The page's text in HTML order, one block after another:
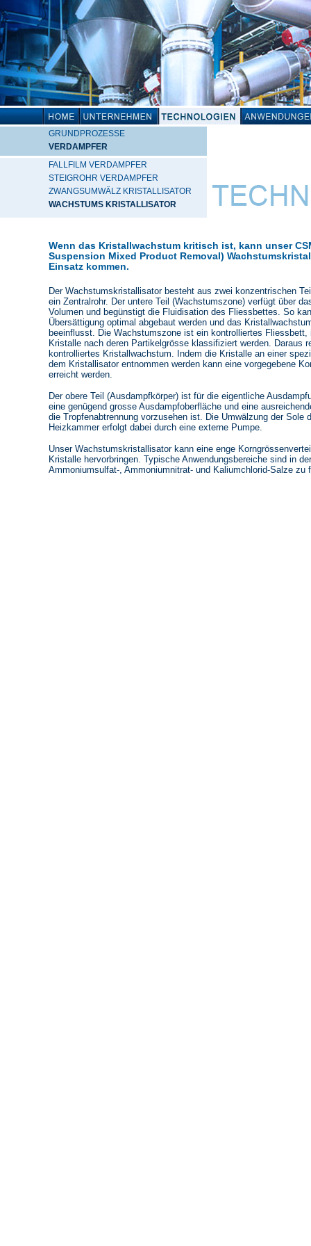
Wenn das Kristallwachstum kritisch ist, kann unser
Suspension Mixed Product Removal)
Einsatz kommen.
Der Wachstumskristallisator besteht aus zwei konzentrischen
ein Zentralrohr. Der untere Teil (Wachstumszone) verfügt über
Volumen und begünstigt die Fluidisation des Fliessbettes. So
Übersättigung optimal abgebaut werden und das
beeinflusst. Die Wachstumszone ist ein kontrolliertes Fliessbett,
Kristalle nach deren Partikelgrösse klassifiziert werden. Daraus
kontrolliertes Kristallwachstum. Indem die Kristalle an einer
dem Kristallisator entnommen werden kann eine vorgegebene
erreicht werden.
Der obere Teil (Ausdampfkörper) ist für die eigentliche
eine genügend grosse Ausdampfoberfläche und eine
die Tropfenabtrennung vorzusehen ist. Die Umwälzung der Sole
Heizkammer erfolgt dabei durch eine externe Pumpe.
Unser Wachstumskristallisator kann eine enge
Kristalle hervorbringen. Typische Anwendungsbereiche sind in
Ammoniumsulfat-, Ammoniumnitrat- und Kaliumchlorid-Salze zu
GRUNDPROZESSE
VERDAMPFER
FALLFILM VERDAMPFER
STEIGROHR VERDAMPFER
ZWANGSUMWÄLZ KRISTALLISATOR
WACHSTUMS KRISTALLISATOR